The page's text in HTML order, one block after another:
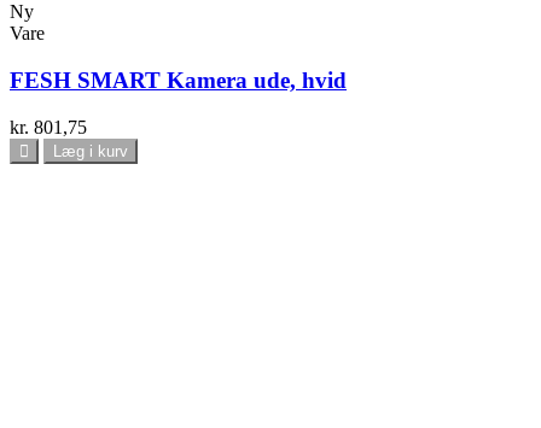
Ny
Vare
FESH SMART Kamera ude, hvid
kr. 801,75
Læg i kurv